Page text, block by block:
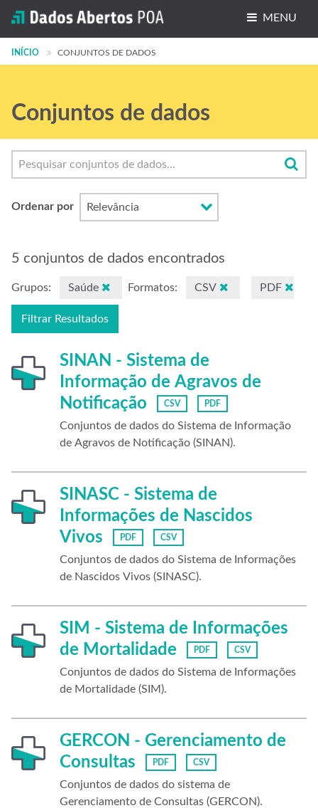
MENU
Conjuntos de dados
Grupos
Sobre
INÍCIO CONJUNTOS DE DADOS
Conjuntos de dados
Ordenar por
5 conjuntos de dados encontrados
Grupos: Saúde Formatos: CSV PDF
Filtrar Resultados
SINAN - Sistema de
Informação de Agravos de
Notificação
CSV PDF
Conjuntos de dados do Sistema de Informação
de Agravos de Notificação (SINAN).
SINASC - Sistema de
Informações de Nascidos
Vivos
PDF CSV
Conjuntos de dados do Sistema de Informações
de Nascidos Vivos (SINASC).
SIM - Sistema de Informações
de Mortalidade
PDF CSV
Conjuntos de dados do Sistema de Informações
de Mortalidade (SIM).
GERCON - Gerenciamento de
Consultas
PDF CSV
Conjuntos de dados do sistema de
Gerenciamento de Consultas (GERCON).